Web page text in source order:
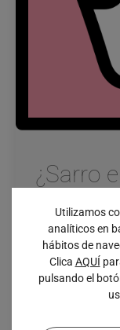
¿Sarro
Cuidado Dental,
Tratamientos
PorDr. Luis
El sarro en las
Utilizamos
analíticos en
hábitos de
Clica AQUÍ
pulsando el